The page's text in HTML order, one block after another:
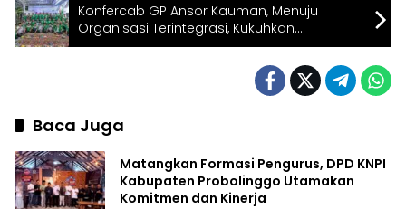
Konfercab GP Ansor Kauman, Menuju
Organisasi Terintegrasi, Kukuhkan
Kepemimpinan Baru
Baca Juga
Matangkan Formasi Pengurus, DPD KNPI
Kabupaten Probolinggo Utamakan
Komitmen dan Kinerja